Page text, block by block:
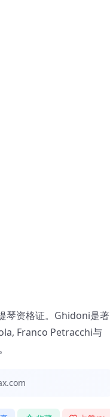
琴资格证。Ghidoni是著
Franco Petracchi与